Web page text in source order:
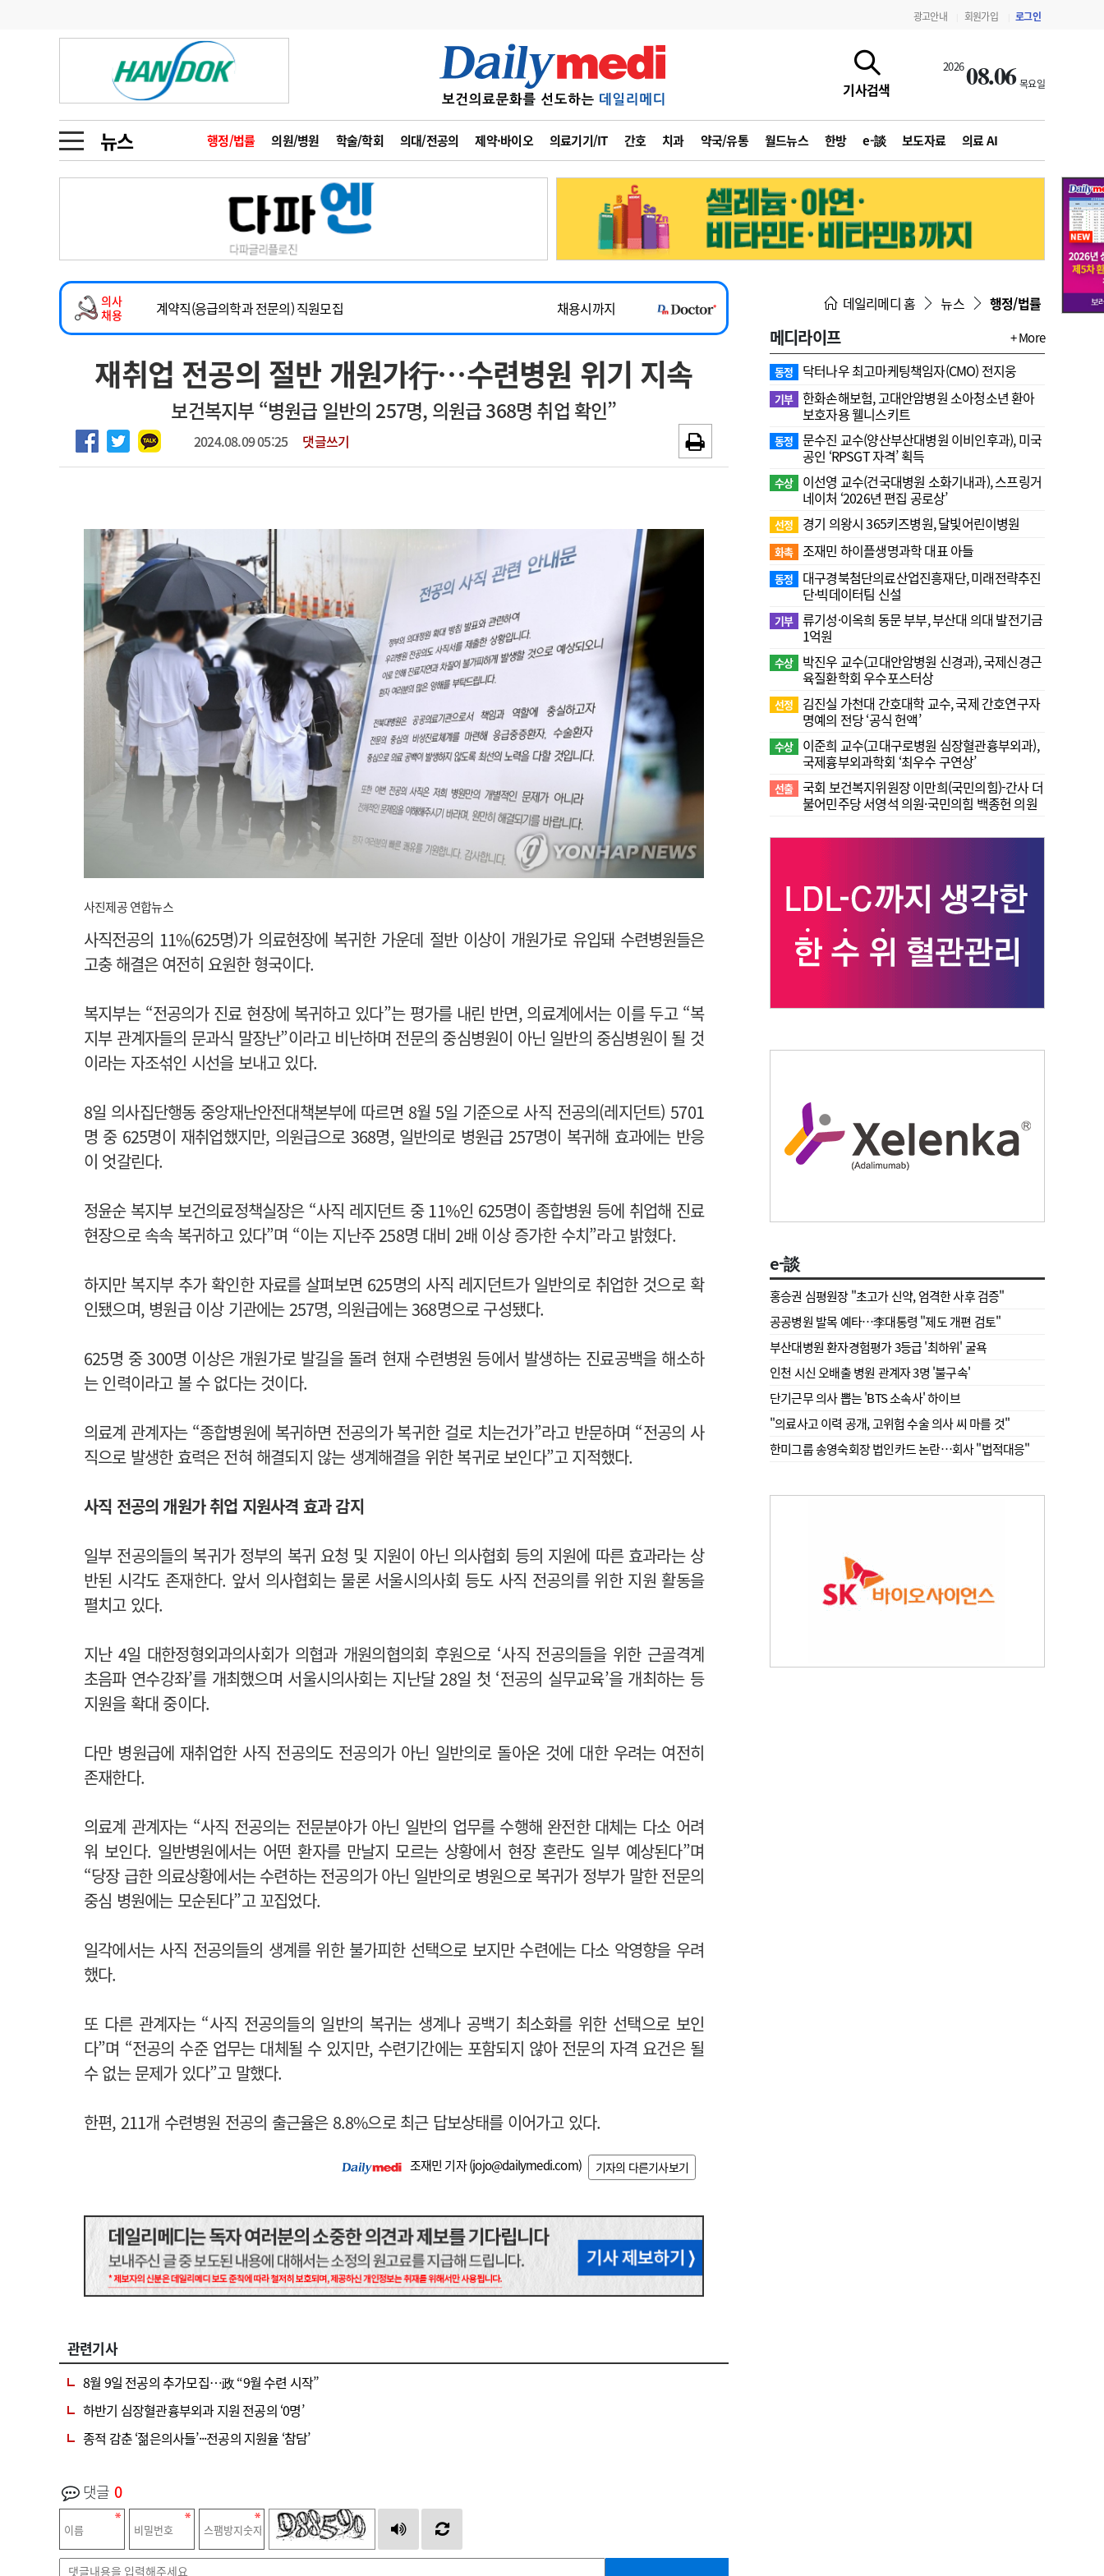
광고안내 회원가입 로그인
기사검색
202608.06 목요일
뉴스 행정/법률 의원/병원 학술/학회 의대/전공의 제약·바이오 의료기기/IT 간호 치과 약국/유통 월드뉴스 한방 e-談 보도자료 의료 AI
금주의 검색어
1
의사인력 수급 추계
2
성분명 처방
3
AI의료
4
전공의 모집 결과
6
관리급여 실시
지필공 지원책
수련환경 개선
의과대학 입시
인사 사고
오피니언 수첩
인물 초대석 피플
동영상뉴스
포토뉴스
메디 Hospital 지역병원 중소병원
인포메이션 행정처분 판례 정책/통계 공시 지침·기준·평가 약제급여 심사 결과
고객센터 회사소개 법적고지 광고안내
의사
채용
2026년 하반기 인턴 모집
~2026-08-31
마취통증의학과 임기제 임상의사 채용
채용시까지
계약직(응급의학과 전문의) 직원모집
채용시까지
하반기 전공의(레지던트1년차) 모집
~2026-08-15
2026년 하반기 인턴 모집
~2026-08-31
마취통증의학과 임기제 임상의사 채용
채용시까지
재취업 전공의 절반 개원가行…수련병원 위기 지속
보건복지부 “병원급 일반의 257명, 의원급 368명 취업 확인”
2024.08.09 05:25 댓글쓰기
사진제공 연합뉴스
사직전공의 11%(625명)가 의료현장에 복귀한 가운데 절반 이상이 개원가로 유입돼 수련병원들은
고충 해결은 여전히 요원한 형국이다.
복지부는 “전공의가 진료 현장에 복귀하고 있다”는 평가를 내린 반면, 의료계에서는 이를 두고 “복
지부 관계자들의 문과식 말장난”이라고 비난하며 전문의 중심병원이 아닌 일반의 중심병원이 될 것
이라는 자조섞인 시선을 보내고 있다.
8일 의사집단행동 중앙재난안전대책본부에 따르면 8월 5일 기준으로 사직 전공의(레지던트) 5701
명 중 625명이 재취업했지만, 의원급으로 368명, 일반의로 병원급 257명이 복귀해 효과에는 반응
이 엇갈린다.
정윤순 복지부 보건의료정책실장은 “사직 레지던트 중 11%인 625명이 종합병원 등에 취업해 진료
현장으로 속속 복귀하고 있다”며 “이는 지난주 258명 대비 2배 이상 증가한 수치”라고 밝혔다.
하지만 복지부 추가 확인한 자료를 살펴보면 625명의 사직 레지던트가 일반의로 취업한 것으로 확
인됐으며, 병원급 이상 기관에는 257명, 의원급에는 368명으로 구성됐다.
625명 중 300명 이상은 개원가로 발길을 돌려 현재 수련병원 등에서 발생하는 진료공백을 해소하
는 인력이라고 볼 수 없다는 것이다.
의료계 관계자는 “종합병원에 복귀하면 전공의가 복귀한 걸로 치는건가”라고 반문하며 “전공의 사
직으로 발생한 효력은 전혀 해결되지 않는 생계해결을 위한 복귀로 보인다”고 지적했다.
사직 전공의 개원가 취업 지원사격 효과 감지
일부 전공의들의 복귀가 정부의 복귀 요청 및 지원이 아닌 의사협회 등의 지원에 따른 효과라는 상
반된 시각도 존재한다. 앞서 의사협회는 물론 서울시의사회 등도 사직 전공의를 위한 지원 활동을
펼치고 있다.
지난 4일 대한정형외과의사회가 의협과 개원의협의회 후원으로 ‘사직 전공의들을 위한 근골격계
초음파 연수강좌’를 개최했으며 서울시의사회는 지난달 28일 첫 ‘전공의 실무교육’을 개최하는 등
지원을 확대 중이다.
다만 병원급에 재취업한 사직 전공의도 전공의가 아닌 일반의로 돌아온 것에 대한 우려는 여전히
존재한다.
의료계 관계자는 “사직 전공의는 전문분야가 아닌 일반의 업무를 수행해 완전한 대체는 다소 어려
워 보인다. 일반병원에서는 어떤 환자를 만날지 모르는 상황에서 현장 혼란도 일부 예상된다”며
“당장 급한 의료상황에서는 수련하는 전공의가 아닌 일반의로 병원으로 복귀가 정부가 말한 전문의
중심 병원에는 모순된다”고 꼬집었다.
일각에서는 사직 전공의들의 생계를 위한 불가피한 선택으로 보지만 수련에는 다소 악영향을 우려
했다.
또 다른 관계자는 “사직 전공의들의 일반의 복귀는 생계나 공백기 최소화를 위한 선택으로 보인
다”며 “전공의 수준 업무는 대체될 수 있지만, 수련기간에는 포함되지 않아 전문의 자격 요건은 될
수 없는 문제가 있다”고 말했다.
한편, 211개 수련병원 전공의 출근율은 8.8%으로 최근 답보상태를 이어가고 있다.
조재민 기자 (jojo@dailymedi.com) 기자의 다른기사보기
관련기사
8월 9일 전공의 추가모집…政 “9월 수련 시작”
하반기 심장혈관흉부외과 지원 전공의 ‘0명’
종적 감춘 ‘젊은의사들’···전공의 지원율 ‘참담’
댓글 0
데일리메디 홈 뉴스 행정/법률
메디라이프 + More
동정 닥터나우 최고마케팅책임자(CMO) 전지웅
기부 한화손해보험, 고대안암병원 소아청소년 환아
보호자용 웰니스키트
동정
문수진 교수( 양산부산대병원 이비인후과), 미국
공인 ‘RPSGT 자격’ 획득
수상
이선영 교수(건국대병원 소화기내과), 스프링거
네이처 ‘2026년 편집 공로상’
선정 경기 의왕시 365키즈병원, 달빛어린이병원
화촉 조재민 하이플생명과학 대표 아들
동정
대구경북첨단의료산업진흥재단, 미래전략추진
단·빅데이터팀 신설
기부 류기성·이옥희 동문 부부, 부산대 의대 발전기금
1억원
수상
박진우 교수(고대안암병원 신경과), 국제신경근
육질환학회 우수포스터상
선정
김진실 가천대 간호대학 교수, 국제 간호연구자
명예의 전당 ‘공식 헌액’
수상
이준희 교수(고대구로병원 심장혈관흉부외과),
국제흉부외과학회 ‘최우수 구연상’
선출 국회 보건복지위원장 이만희(국민의힘)-간사 더
불어민주당 서영석 의원·국민의힘 백종헌 의원
e-談
홍승권 심평원장 " 초고가 신약, 엄격한 사후 검증"
공공병원 발목 예타…李대통령 "제도 개편 검토"
부산대병원 환자경험평가 3등급 '최하위' 굴욕
인천 시신 오배출 병원 관계자 3명 '불구속'
단기근무 의사 뽑는 'BTS 소속사' 하이브
"의료사고 이력 공개, 고위험 수술 의사 씨 마를 것"
한미그룹 송영숙회장 법인카드 논란…회사 "법적대응"